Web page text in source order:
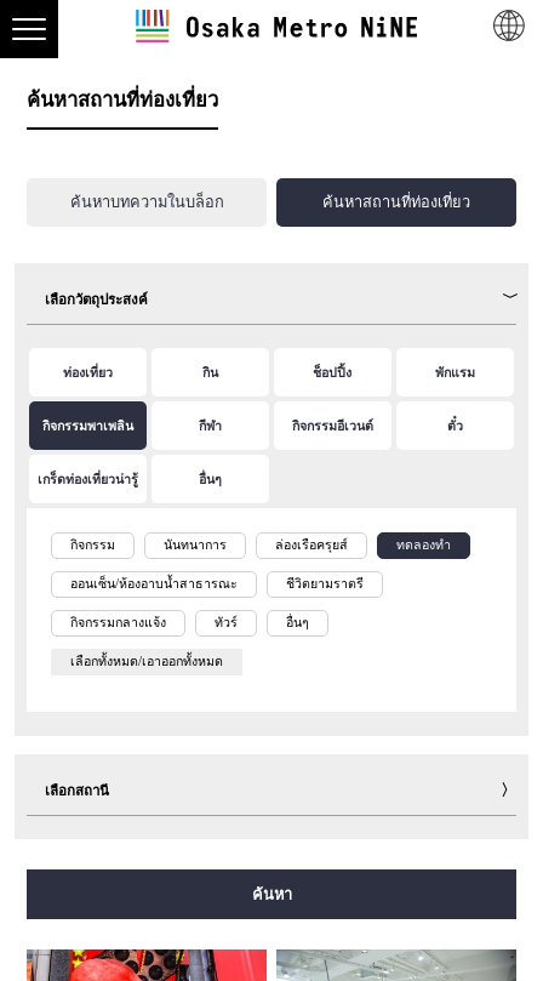
ค้นหาสถานที่ท่องเที่ยว
ค้นหาบทความในบล็อก ค้นหาสถานที่ท่องเที่ยว
เลือกวัตถุประสงค์
ท่องเที่ยว กิน ช็อปปิ้ง พักแรม
กิจกรรมพาเพลิน กีฬา กิจกรรมอีเวนต์ ตั๋ว
เกร็ดท่องเที่ยวน่ารู้ อื่นๆ
กิจกรรม นันทนาการ ล่องเรือครุยส์ ทดลองทำ
ออนเซ็น/ห้องอาบน้ำสาธารณะ ชีวิตยามราตรี
กิจกรรมกลางแจ้ง ทัวร์ อื่นๆ
เลือกทั้งหมด/เอาออกทั้งหมด
เลือกสถานี
สายอิมาซาโตะซุจิ สายนิวแทรม
ค้นหา